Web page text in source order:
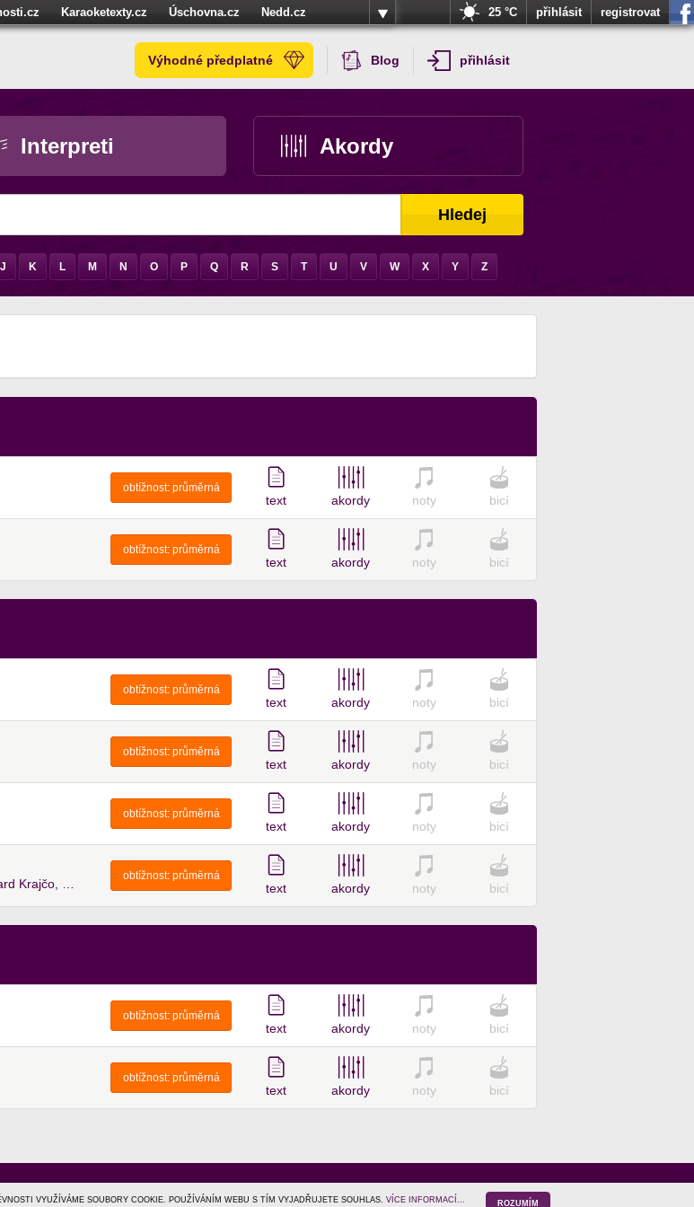
Karaoketexty.cz Úschovna.cz
Nedd.cz
25 °C přihlásit registrovat
VYUŽÍVÁME SOUBORY COOKIE. POUŽÍVÁNÍM WEBU S TÍM VYJADŘUJETE SOUHLAS. VÍCE INFORMACÍ... ROZUMÍM
Výhodné předplatné Blog přihlásit
Interpreti Akordy
Hledej
J K L M N O P Q R S T U V W X Y Z
obtížnost: průměrná
text akordy noty bicí
obtížnost: průměrná
text akordy noty bicí
obtížnost: průměrná
text akordy noty bicí
obtížnost: průměrná
text akordy noty bicí
obtížnost: průměrná
text akordy noty bicí
obtížnost: průměrná
text akordy noty bicí
obtížnost: průměrná
text akordy noty bicí
obtížnost: průměrná
text akordy noty bicí
podmínky|helpdesk@tiscalimedia.cz